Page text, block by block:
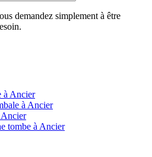
demandez simplement à être
à Ancier
à Ancier
Ancier
tombe à Ancier